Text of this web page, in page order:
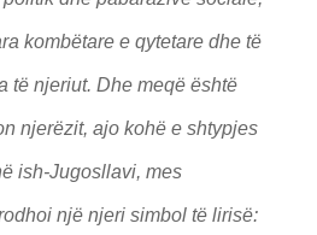
kombëtare e qytetare dhe të
të njeriut. Dhe meqë është
njerëzit, ajo kohë e shtypjes
ish-Jugosllavi, mes
një njeri simbol të lirisë: